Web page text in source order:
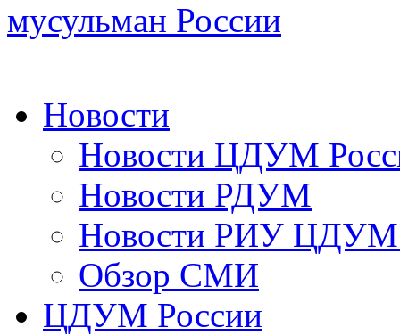
мусульман России
Новости
Новости ЦДУМ
Новости РДУМ
Новости РИУ ЦДУМ
Обзор СМИ
ЦДУМ России